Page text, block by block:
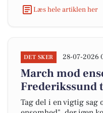
Læs hele artiklen her
DET SKER 28-07-2026
March mod
Tag del i en vigtig sag